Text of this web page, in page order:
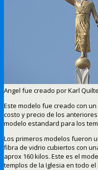
Angel fue creado por Karl
Este modelo fue creado con
costo y precio de los
modelo estandard para los
Los primeros modelos fueron
fibra de vidrio cubiertos con
aprox 160 kilos. Este es el
templos de la Iglesia en todo el